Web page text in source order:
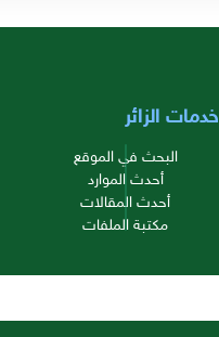
خدمات الزائر
البحث في الموقع
أحدث الموارد
أحدث المقالات
مكتبة الملفات